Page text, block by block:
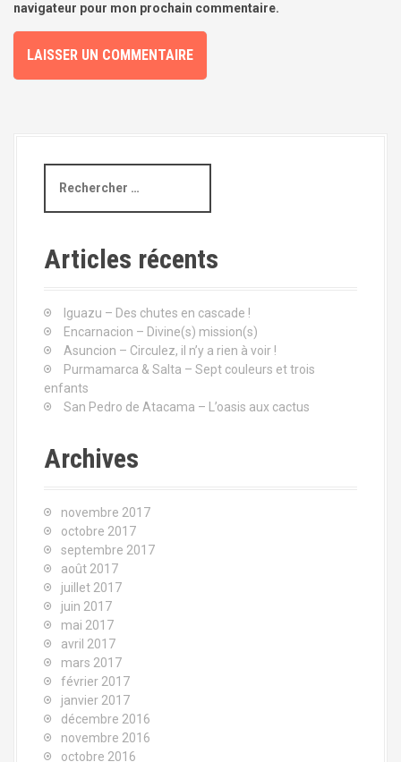
navigateur pour mon prochain commentaire.
c
e
r
Articles récents
Iguazu – Des chutes en cascade !
Encarnacion – Divine(s) mission(s)
Asuncion – Circulez, il n’y a rien à voir !
Purmamarca & Salta – Sept couleurs et trois
enfants
San Pedro de Atacama – L’oasis aux cactus
Archives
novembre 2017
octobre 2017
septembre 2017
août 2017
juillet 2017
juin 2017
mai 2017
avril 2017
mars 2017
février 2017
janvier 2017
décembre 2016
novembre 2016
octobre 2016